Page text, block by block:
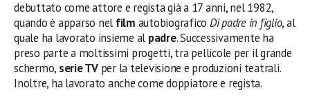
debuttato come attore e regista già a 17 anni, nel 1982,
quando è apparso nel film autobiografico Di padre in figlio, al
quale ha lavorato insieme al padre. Successivamente ha
preso parte a moltissimi progetti, tra pellicole per il grande
schermo, serie TVper la televisione e produzioni teatrali.
Inoltre, ha lavorato anche come doppiatore e regista.